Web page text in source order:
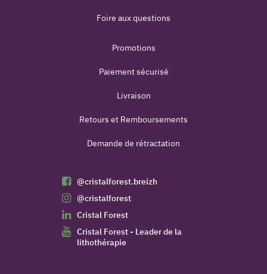
Foire aux questions
Promotions
Paiement sécurisé
Livraison
Retours et Remboursements
Demande de rétractation
@cristalforest.breizh
@cristalforest
Cristal Forest
Cristal Forest - Leader de la
lithothérapie